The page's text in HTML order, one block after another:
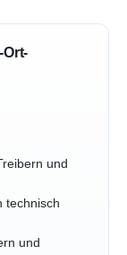
und
technisch
und